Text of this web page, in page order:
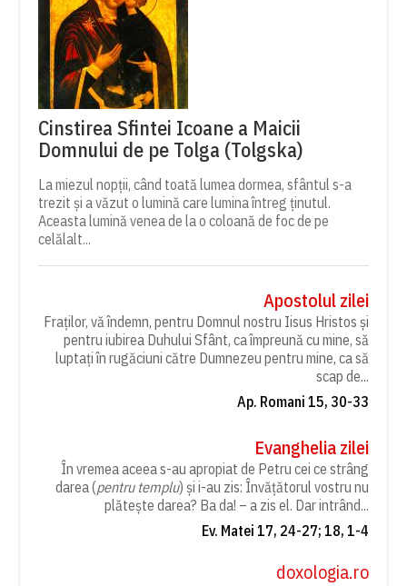
Cinstirea Sfintei Icoane a Maicii
Domnului de pe Tolga (Tolgska)
La miezul nopții, când toată lumea dormea, sfântul s-a
trezit și a văzut o lumină care lumina întreg ținutul.
Aceasta lumină venea de la o coloană de foc de pe
celălalt...
Apostolul zilei
Fraților, vă îndemn, pentru Domnul nostru Iisus Hristos și
pentru iubirea Duhului Sfânt, ca împreună cu mine, să
luptați în rugăciuni către Dumnezeu pentru mine, ca să
scap de...
Ap. Romani 15, 30-33
Evanghelia zilei
În vremea aceea s-au apropiat de Petru cei ce strâng
darea (pentru templu) și i-au zis: Învățătorul vostru nu
plătește darea? Ba da! – a zis el. Dar intrând...
Ev. Matei 17, 24-27; 18, 1-4
doxologia.ro